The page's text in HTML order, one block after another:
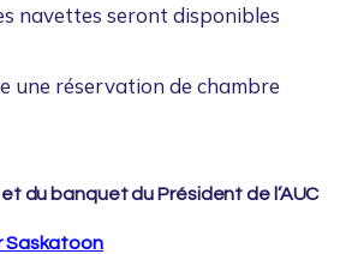
navettes seront disponibles
une réservation de chambre
du banquet du Président de l’AUC
Saskatoon